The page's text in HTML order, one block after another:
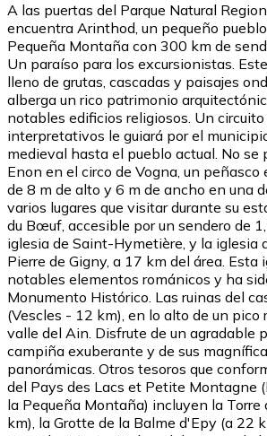
A las puertas del Parque Natural
encuentra Arinthod, un pequeño
Pequeña Montaña con 300 km de
Un paraíso para los excursionistas.
lleno de grutas, cascadas y paisajes
alberga un rico patrimonio
notables edificios religiosos. Un
interpretativos le guiará por el
medieval hasta el pueblo actual. No se
Enon en el circo de Vogna, un peñasco
de 8 m de alto y 6 m de ancho en una
varios lugares que visitar durante su
du Bœuf, accesible por un sendero de
iglesia de Saint-Hymetière, y la iglesia
Pierre de Gigny, a 17 km del área. Esta
notables elementos románicos y ha
Monumento Histórico. Las ruinas del
(Vescles - 12 km), en lo alto de un pico
valle del Ain. Disfrute de un agradable
campiña exuberante y de sus
panorámicas. Otros tesoros que
del Pays des Lacs et Petite Montagne
la Pequeña Montaña) incluyen la Torre
km), la Grotte de la Balme d'Epy (a 22